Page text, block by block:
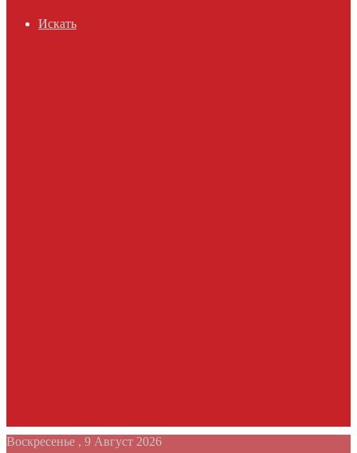
Искать
Воскресенье , 9 Август 2026